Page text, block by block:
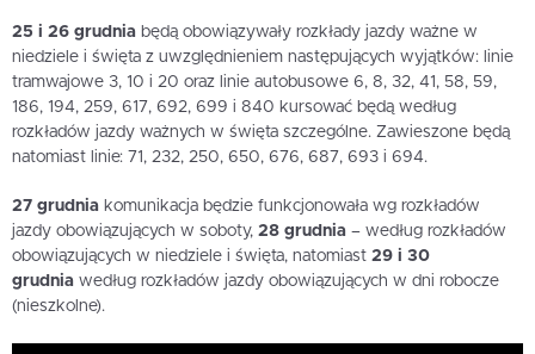
25 i 26 grudnia będą obowiązywały rozkłady jazdy ważne w
niedziele i święta z uwzględnieniem następujących wyjątków: linie
tramwajowe 3, 10 i 20 oraz linie autobusowe 6, 8, 32, 41, 58, 59,
186, 194, 259, 617, 692, 699 i 840 kursować będą według
rozkładów jazdy ważnych w święta szczególne. Zawieszone będą
natomiast linie: 71, 232, 250, 650, 676, 687, 693 i 694.
27 grudnia komunikacja będzie funkcjonowała wg rozkładów
jazdy obowiązujących w soboty, 28 grudnia – według rozkładów
obowiązujących w niedziele i święta, natomiast 29 i 30
grudnia według rozkładów jazdy obowiązujących w dni robocze
(nieszkolne).